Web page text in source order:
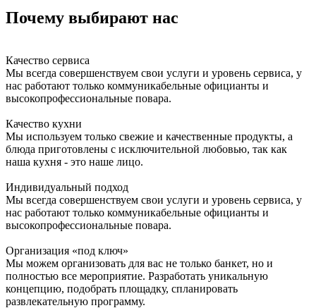
Почему выбирают нас
Качество сервиса
Мы всегда совершенствуем свои услуги и уровень сервиса, у
нас работают только коммуникабельные официанты и
высокопрофессиональные повара.
Качество кухни
Мы используем только свежие и качественные продукты, а
блюда приготовлены с исключительной любовью, так как
наша кухня - это наше лицо.
Индивидуальный подход
Мы всегда совершенствуем свои услуги и уровень сервиса, у
нас работают только коммуникабельные официанты и
высокопрофессиональные повара.
Организация «под ключ»
Мы можем организовать для вас не только банкет, но и
полностью все мероприятие. Разработать уникальную
концепцию, подобрать площадку, спланировать
развлекательную программу.